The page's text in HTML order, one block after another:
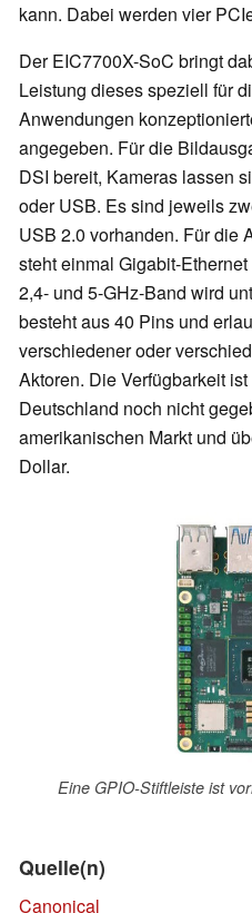
kann. Dabei werden vier
Der EIC7700X-SoC bringt
Leistung dieses speziell für
Anwendungen
angegeben. Für die
DSI bereit, Kameras lassen
oder USB. Es sind jeweils
USB 2.0 vorhanden. Für die
steht einmal Gigabit-
2,4- und 5-GHz-Band wird
besteht aus 40 Pins und
verschiedener oder
Aktoren. Die Verfügbarkeit
Deutschland noch nicht
amerikanischen Markt und
Dollar.
Eine GPIO-Stiftleiste ist
Quelle(n)
Canonical